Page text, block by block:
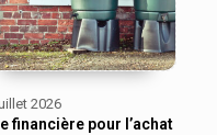
2026
financière pour l’achat